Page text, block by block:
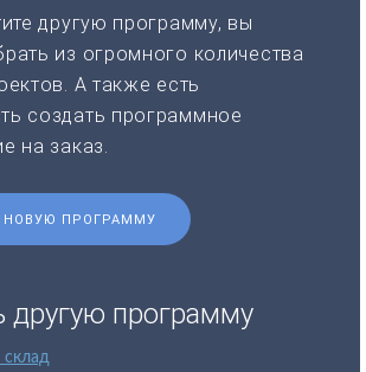
другую программу, вы
из огромного количества
А также есть
создать программное
на заказ.
НОВУЮ ПРОГРАММУ
другую программу
склад